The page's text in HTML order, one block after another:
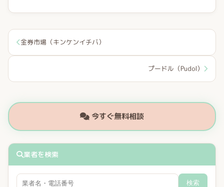
金券市場（キンケンイチバ）
プードル（Pudol）
今すぐ無料相談
業者を検索
検索